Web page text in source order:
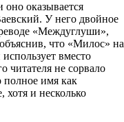
оказывается
У него двойное
«Междуглуши»,
что «Милос» на
вместо
читателя не сорвало
полное имя как
и несколько